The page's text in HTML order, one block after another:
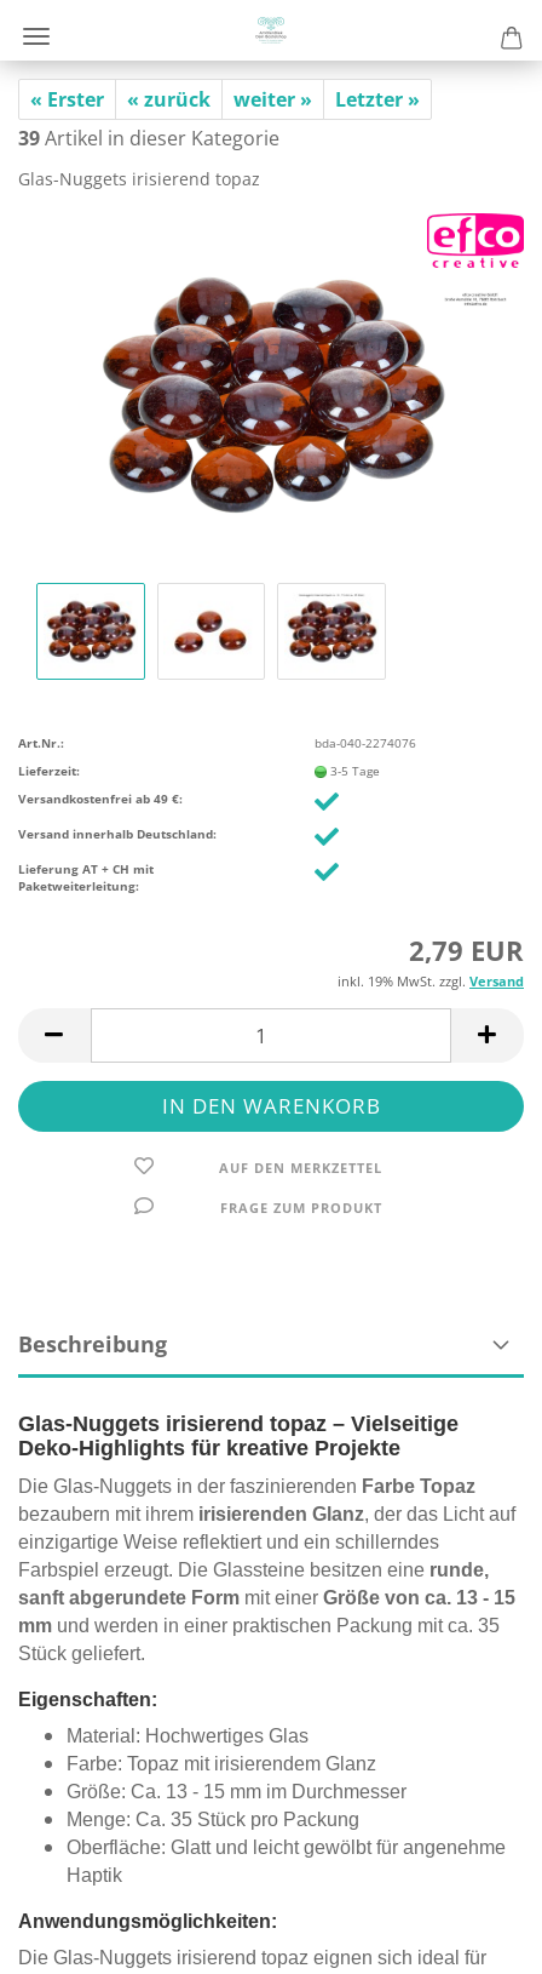
« Erster « zurück weiter »
Letzter »
39Artikel in dieser Kategorie
Glas-​Nuggets iri­sie­rend topaz
Art.Nr.:
bda-040-2274076
Lieferzeit:
3-5 Tage
Versandkostenfrei ab 49 €:
Versand innerhalb Deutschland:
Lieferung AT + CH mit
Paketweiterleitung:
2,79 EUR
inkl. 19% MwSt. zzgl. Versand
AUF DEN MERKZETTEL
FRAGE ZUM PRODUKT
Beschreibung
Glas-Nuggets irisierend topaz – Vielseitige
Deko-Highlights für kreative Projekte
Die Glas-Nuggets in der faszinierenden Farbe Topaz
bezaubern mit ihrem irisierenden Glanz, der das Licht auf
einzigartige Weise reflektiert und ein schillerndes
Farbspiel erzeugt. Die Glassteine besitzen eine runde,
sanft abgerundete Form mit einer Größe von ca. 13 - 15
mm und werden in einer praktischen Packung mit ca. 35
Stück geliefert.
Eigenschaften:
Material: Hochwertiges Glas
Farbe: Topaz mit irisierendem Glanz
Größe: Ca. 13 - 15 mm im Durchmesser
Menge: Ca. 35 Stück pro Packung
Oberfläche: Glatt und leicht gewölbt für angenehme
Haptik
Anwendungsmöglichkeiten:
Die Glas-Nuggets irisierend topaz eignen sich ideal für